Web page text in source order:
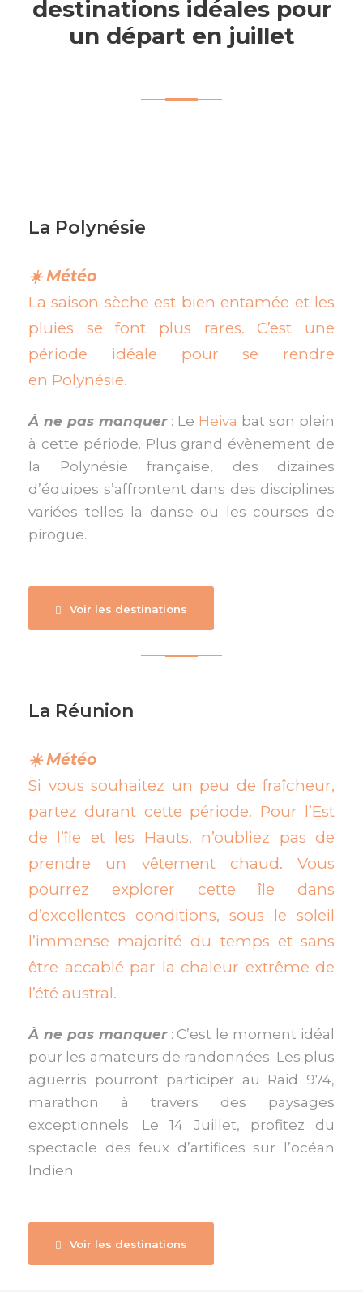
destinations idéales pour
un départ en juillet
La Polynésie
☀️ Météo
La saison sèche est bien entamée et les
pluies se font plus rares. C’est une
période idéale pour se rendre
en Polynésie.
À ne pas manquer: Le Heiva bat son plein
à cette période. Plus grand évènement de
la Polynésie française, des dizaines
d’équipes s’affrontent dans des disciplines
variées telles la danse ou les courses de
pirogue.
Voir les destinations
La Réunion
☀️ Météo
Si vous souhaitez un peu de fraîcheur,
partez durant cette période. Pour l’Est
de l’île et les Hauts, n’oubliez pas de
prendre un vêtement chaud. Vous
pourrez explorer cette île dans
d’excellentes conditions, sous le soleil
l’immense majorité du temps et sans
être accablé par la chaleur extrême de
l’été austral.
À ne pas manquer: C’est le moment idéal
pour les amateurs de randonnées. Les plus
aguerris pourront participer au Raid 974,
marathon à travers des paysages
exceptionnels. Le 14 Juillet, profitez du
spectacle des feux d’artifices sur l’océan
Indien.
Voir les destinations